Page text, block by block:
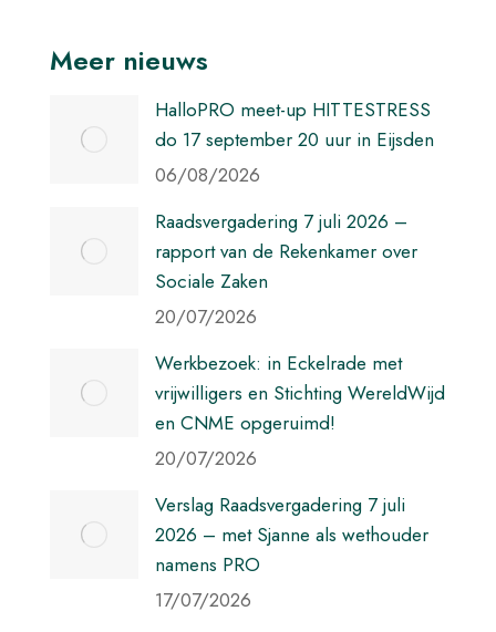
Meer nieuws
HalloPRO meet-up HITTESTRESS
do 17 september 20 uur in Eijsden
06/08/2026
Raadsvergadering 7 juli 2026 –
rapport van de Rekenkamer over
Sociale Zaken
20/07/2026
Werkbezoek: in Eckelrade met
vrijwilligers en Stichting WereldWijd
en CNME opgeruimd!
20/07/2026
Verslag Raadsvergadering 7 juli
2026 – met Sjanne als wethouder
namens PRO
17/07/2026